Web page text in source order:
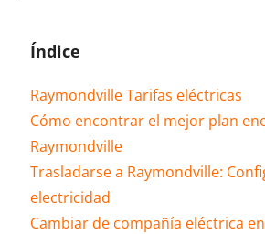
Índice
Raymondville Tarifas eléctricas
Cómo encontrar el mejor plan
Raymondville
Trasladarse a Raymondville:
electricidad
Cambiar de compañía eléctrica